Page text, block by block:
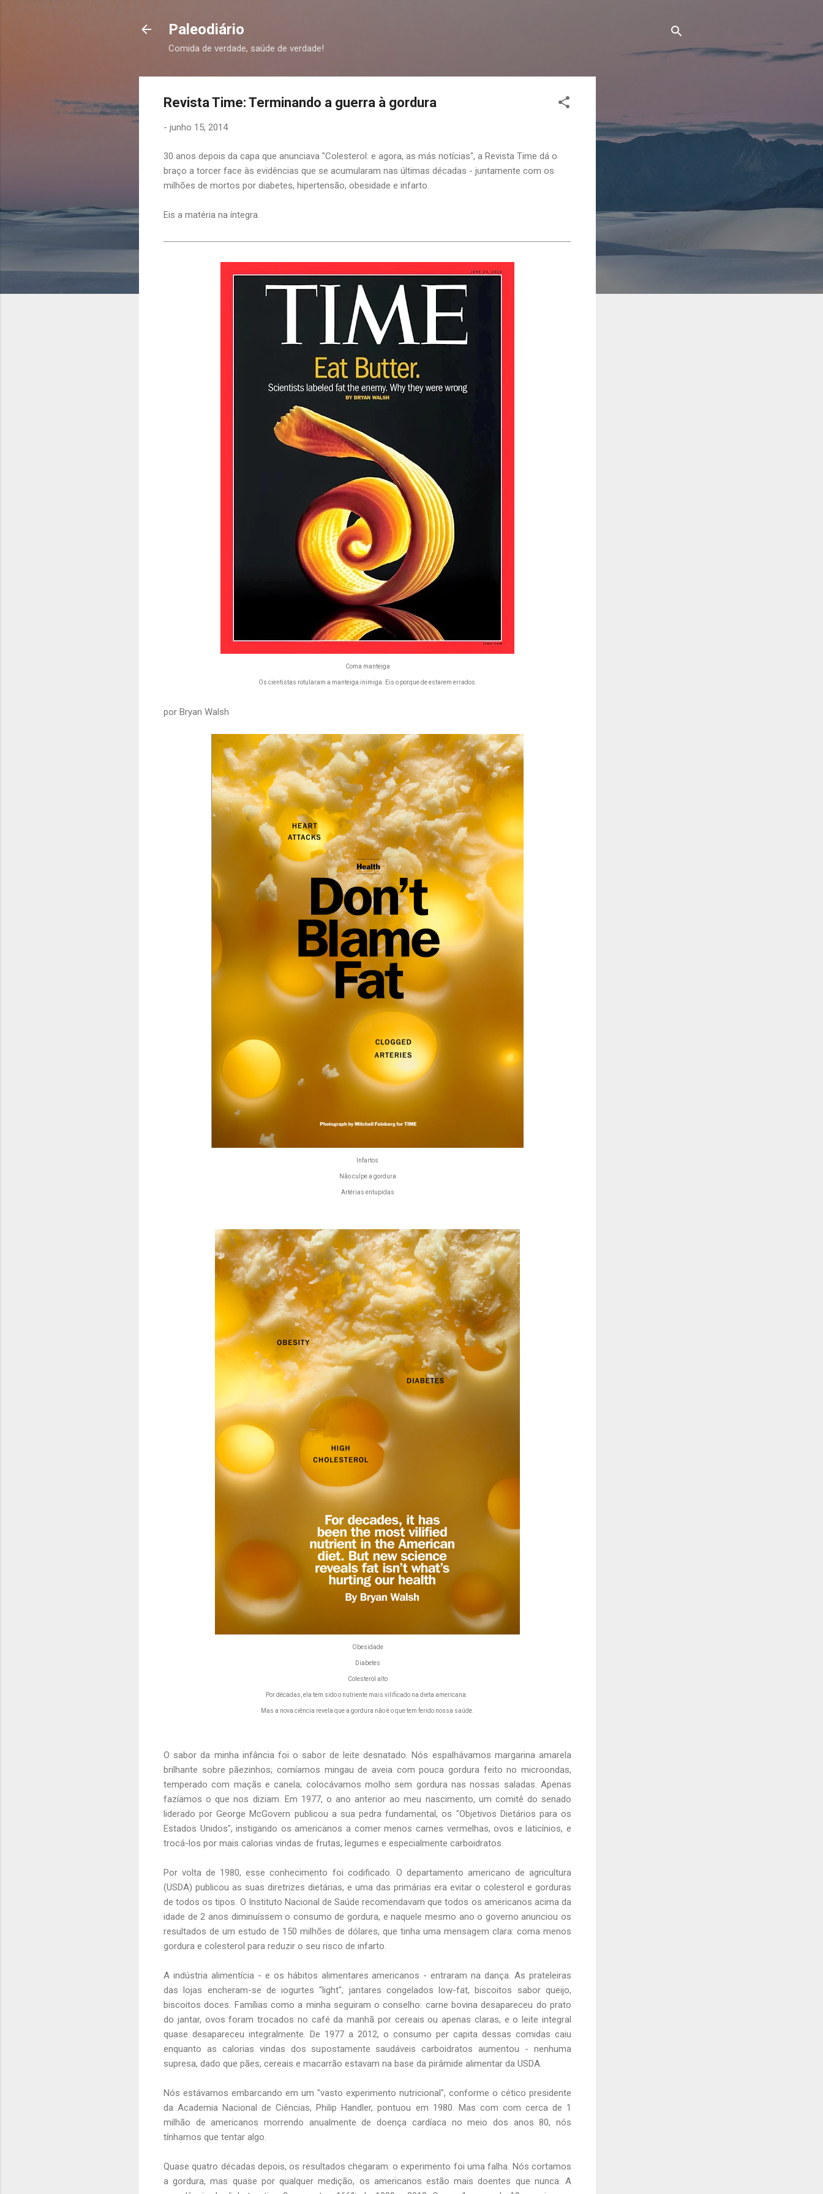
Paleodiário
Comida de verdade, saúde de verdade!
Revista Time: Terminando a guerra à gordura
- junho 15, 2014
30 anos depois da capa que anunciava "Colesterol: e agora, as más notícias", a Revista Time dá o
braço a torcer face às evidências que se acumularam nas últimas décadas - juntamente com os
milhões de mortos por diabetes, hipertensão, obesidade e infarto.
Eis a matéria na íntegra.
Coma manteiga
Os cientistas rotularam a manteiga inimiga. Eis o porque de estarem errados.
por Bryan Walsh
Infartos
Não culpe a gordura
Artérias entupidas
Obesidade
Diabetes
Colesterol alto
Por décadas, ela tem sido o nutriente mais vilificado na dieta americana.
Mas a nova ciência revela que a gordura não é o que tem ferido nossa saúde.
O sabor da minha infância foi o sabor de leite desnatado. Nós espalhávamos margarina amarela
brilhante sobre pãezinhos; comíamos mingau de aveia com pouca gordura feito no microondas,
temperado com maçãs e canela; colocávamos molho sem gordura nas nossas saladas. Apenas
fazíamos o que nos diziam. Em 1977, o ano anterior ao meu nascimento, um comitê do senado
liderado por George McGovern publicou a sua pedra fundamental, os "Objetivos Dietários para os
Estados Unidos", instigando os americanos a comer menos carnes vermelhas, ovos e laticínios, e
trocá-los por mais calorias vindas de frutas, legumes e especialmente carboidratos.
Por volta de 1980, esse conhecimento foi codificado. O departamento americano de agricultura
(USDA) publicou as suas diretrizes dietárias, e uma das primárias era evitar o colesterol e gorduras
de todos os tipos. O Instituto Nacional de Saúde recomendavam que todos os americanos acima da
idade de 2 anos diminuíssem o consumo de gordura, e naquele mesmo ano o governo anunciou os
resultados de um estudo de 150 milhões de dólares, que tinha uma mensagem clara: coma menos
gordura e colesterol para reduzir o seu risco de infarto.
A indústria alimentícia - e os hábitos alimentares americanos - entraram na dança. As prateleiras
das lojas encheram-se de iogurtes "light", jantares congelados low-fat, biscoitos sabor queijo,
biscoitos doces. Famílias como a minha seguiram o conselho: carne bovina desapareceu do prato
do jantar, ovos foram trocados no café da manhã por cereais ou apenas claras, e o leite integral
quase desapareceu integralmente. De 1977 a 2012, o consumo per capita dessas comidas caiu
enquanto as calorias vindas dos supostamente saudáveis carboidratos aumentou - nenhuma
supresa, dado que pães, cereais e macarrão estavam na base da pirâmide alimentar da USDA.
Nós estávamos embarcando em um "vasto experimento nutricional", conforme o cético presidente
da Academia Nacional de Ciências, Philip Handler, pontuou em 1980. Mas com com cerca de 1
milhão de americanos morrendo anualmente de doença cardíaca no meio dos anos 80, nós
tínhamos que tentar algo.
Quase quatro décadas depois, os resultados chegaram: o experimento foi uma falha. Nós cortamos
a gordura, mas quase por qualquer medição, os americanos estão mais doentes que nunca. A